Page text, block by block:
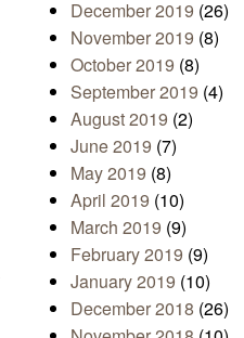
December 2019 (26)
November 2019 (8)
October 2019 (8)
September 2019 (4)
August 2019 (2)
June 2019 (7)
May 2019 (8)
April 2019 (10)
March 2019 (9)
February 2019 (9)
January 2019 (10)
December 2018 (26)